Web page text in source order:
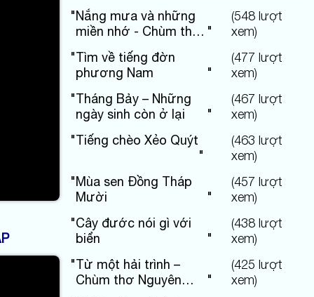
"Nắng mưa và những
miền nhớ - Chùm thơ
"
(548lượt
xem)
"Tìm về tiếng đờn
phương Nam
"
(477 lượt
xem)
"Tháng Bảy – Những
ngày sinh còn ở lại
"
(467 lượt
xem)
"Tiếng chèo Xẻo Quýt
"
(463 lượt
xem)
"Mùa sen Đồng Tháp
Mười
"
(457 lượt
xem)
"Cây đước nói gì với
biển
"
(438lượt
xem)
"Từ một hải trình –
Chùm thơ Nguyên
"
(425 lượt
xem)